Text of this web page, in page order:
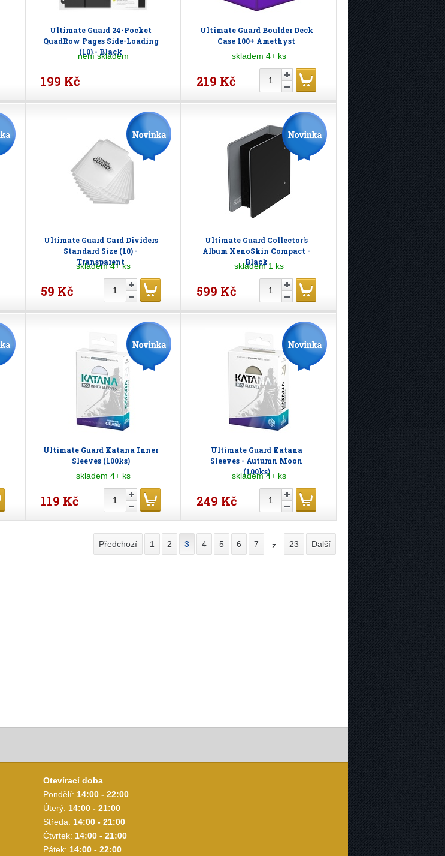
Ultimate Guard 24-Pocket
QuadRow Pages Side-Loading
(10) - Black
není skladem
199 Kč
Ultimate Guard Boulder Deck
Case 100+ Amethyst
skladem 4+ ks
219 Kč
Ultimate Guard Card Dividers
Standard Size (10) -
Transparent
skladem 4+ ks
59 Kč
Ultimate Guard Collector's
Album XenoSkin Compact -
Black
skladem 1 ks
599 Kč
Ultimate Guard Katana Inner
Sleeves (100ks)
skladem 4+ ks
119 Kč
Ultimate Guard Katana
Sleeves - Autumn Moon
(100ks)
skladem 4+ ks
249 Kč
Předchozí 1 2 3 4 5 6 7 z 23 Další
Otevírací doba
Pondělí: 14:00 - 22:00
Úterý: 14:00 - 21:00
Středa: 14:00 - 21:00
Čtvrtek: 14:00 - 21:00
Pátek: 14:00 - 22:00